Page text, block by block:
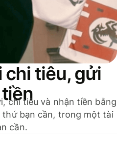
chi tiêu, gửi
chi tiêu và nhận tiền bằng
bạn cần, trong một tài
cần.